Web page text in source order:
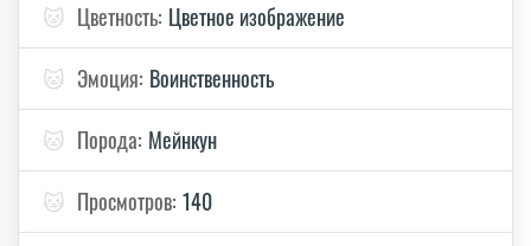
🐱 Цветность: Цветное изображение
🐱 Эмоция: Воинственность
🐱 Порода: Мейнкун
🐱 Просмотров: 140